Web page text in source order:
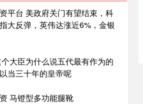
平台 美政府关门有望结束，科
大反弹，英伟达涨近6%，金银
大臣为什么说五代最有作为的
当三十年的皇帝呢
马镫型多功能腿靴